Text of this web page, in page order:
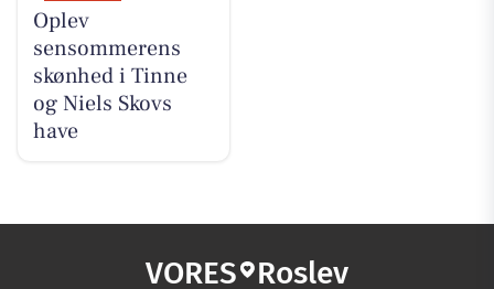
Oplev
sensommerens
skønhed i Tinne
og Niels Skovs
have
VORES Roslev